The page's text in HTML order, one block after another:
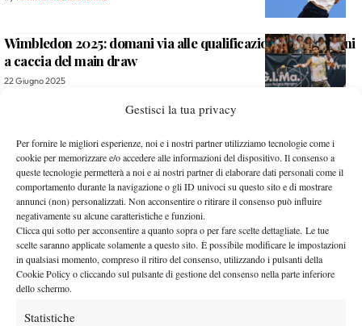
Gestisci la tua privacy
Per fornire le migliori esperienze, noi e i nostri partner utilizziamo tecnologie come i
cookie per memorizzare e/o accedere alle informazioni del dispositivo. Il consenso a
queste tecnologie permetterà a noi e ai nostri partner di elaborare dati personali come il
comportamento durante la navigazione o gli ID univoci su questo sito e di mostrare
annunci (non) personalizzati. Non acconsentire o ritirare il consenso può influire
negativamente su alcune caratteristiche e funzioni.
Clicca qui sotto per acconsentire a quanto sopra o per fare scelte dettagliate. Le tue
scelte saranno applicate solamente a questo sito. È possibile modificare le impostazioni
in qualsiasi momento, compreso il ritiro del consenso, utilizzando i pulsanti della
Cookie Policy o cliccando sul pulsante di gestione del consenso nella parte inferiore
dello schermo.
Statistiche
Wimbledon 2025: domani via alle qualificazioni, sette italiani
a caccia del main draw
22 Giugno 2025
Lehecka elimina Draper
21 Giugno 2025
Tommaso de Laurentiis
Atp 2025: Cobolli ko con Zverev ai quarti ad Halle, al
Queen’s ok Alcaraz e Draper
20 Giugno 2025
Tommaso de Laurentiis
Atp Halle 2025: Sinner si ferma al secondo turno, passa
Bublik in tre set